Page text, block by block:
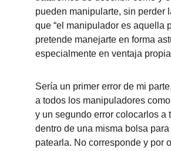
pueden manipularte, sin perder
que “el manipulador es aquella
pretende manejarte en forma
especialmente en ventaja
Sería un primer error de mi
a todos los manipuladores
y un segundo error colocarlos a
dentro de una misma bolsa
patearla. No corresponde y por